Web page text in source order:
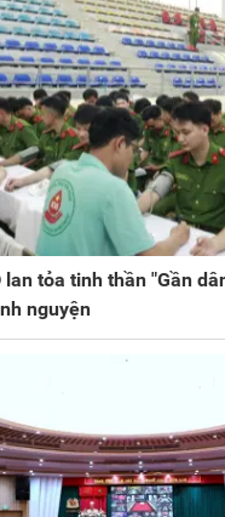
lan tỏa tinh thần "Gần
nguyện